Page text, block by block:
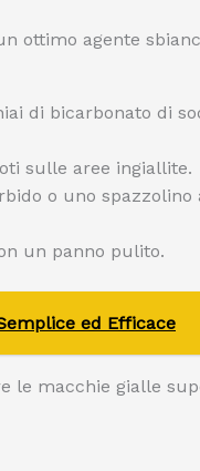
ottimo agente
di bicarbonato di
sulle aree ingiallite.
o uno spazzolino
un panno pulito.
ed Efficace
le macchie gialle